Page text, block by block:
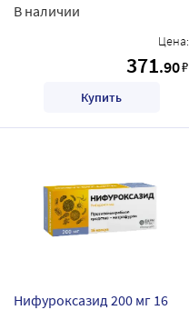
В наличии
Цена:
371.90₽
Купить
Нифуроксазид 200 мг 16